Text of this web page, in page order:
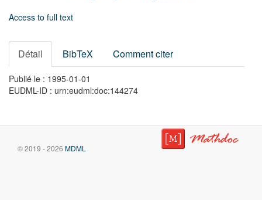
Access to full text
Détail BibTeX Comment citer
Publié le : 1995-01-01
EUDML-ID : urn:eudml:doc:144274
© 2019 - 2026 MDML